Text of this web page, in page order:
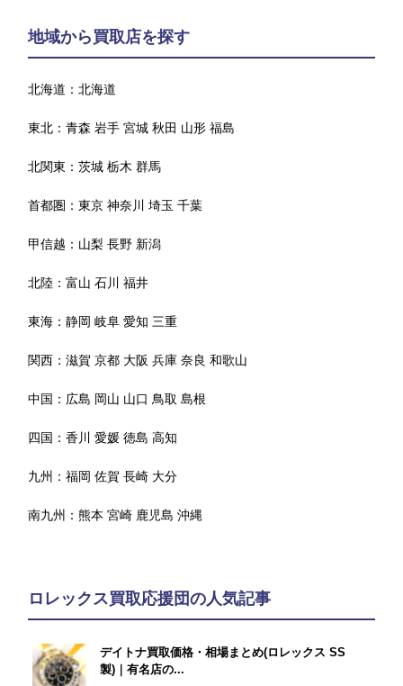
地域から買取店を探す
北海道：北海道
東北：青森 岩手 宮城 秋田 山形 福島
北関東：茨城 栃木 群馬
首都圏：東京 神奈川 埼玉 千葉
甲信越： 山梨 長野 新潟
北陸：富山 石川 福井
東海：静岡 岐阜 愛知 三重
関西：滋賀 京都 大阪 兵庫 奈良 和歌山
中国： 広島 岡山 山口 鳥取 島根
四国：香川 愛媛 徳島 高知
九州：福岡 佐賀 長崎 大分
南九州：熊本 宮崎 鹿児島 沖縄
ロレックス買取応援団の人気記事
デイトナ買取価格・相場まとめ(ロレックス SS
製)｜有名店の...